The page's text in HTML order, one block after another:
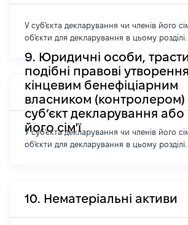
У суб'єкта декларування чи членів його
об'єкти для декларування в цьому розділі.
9. Юридичні особи,
подібні правові
кінцевим бенефіціарним
власником (контролером)
суб’єкт декларування
його сім'ї
У суб'єкта декларування чи членів його
об'єкти для декларування в цьому розділі.
10. Нематеріальні активи